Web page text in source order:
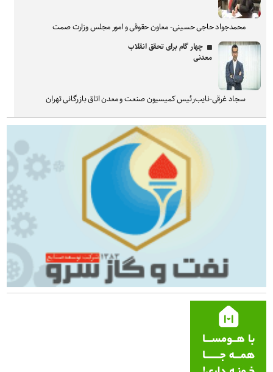
محمدجواد حاجی حسینی- معاون حقوقی و امور مجلس وزارت صمت
چهار گام برای تحقق انقلاب
معدنی
سجاد غرقی-نایب‌رئیس کمیسیون صنعت و معدن اتاق بازرگانی تهران